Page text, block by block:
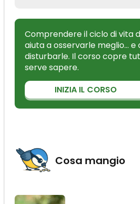
Comprendere il ciclo di vita
aiuta a osservarle meglio… e
disturbarle. Il corso copre
serve sapere.
INIZIA IL CORSO
Cosa mangio